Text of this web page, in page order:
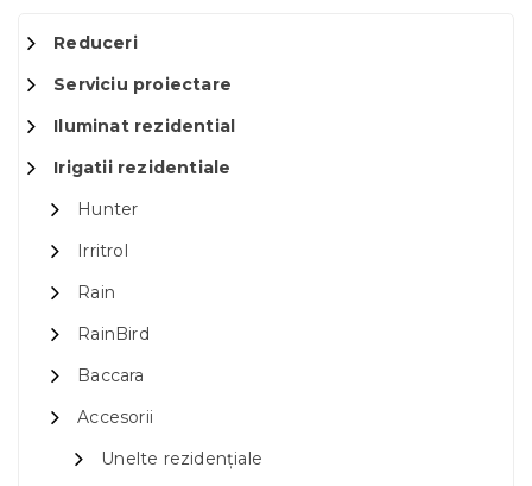
Reduceri
Serviciu proiectare
Iluminat rezidential
Irigatii rezidentiale
Hunter
Irritrol
Rain
RainBird
Baccara
Accesorii
Unelte rezidențiale